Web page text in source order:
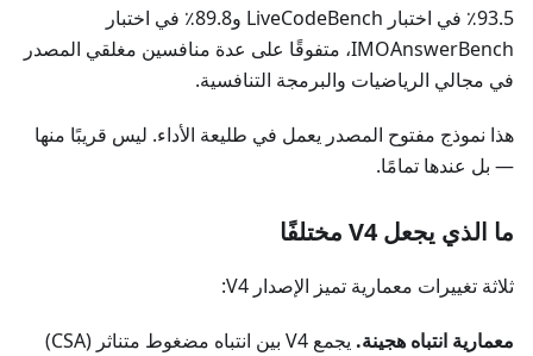
93.5٪ في اختبار LiveCodeBench و89.8٪ في اختبار
IMOAnswerBench، متفوقًا على عدة منافسين مغلقي المصدر
في مجالي الرياضيات والبرمجة التنافسية.
هذا نموذج مفتوح المصدر يعمل في طليعة الأداء. ليس قريبًا منها
— بل عندها تمامًا.
ما الذي يجعل V4 مختلفًا
ثلاثة تغييرات معمارية تميز الإصدار V4:
معمارية انتباه هجينة.
يجمع V4 بين انتباه مضغوط متناثر (CSA)